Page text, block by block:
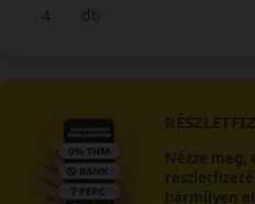
db
Nézze meg,
bármilyen